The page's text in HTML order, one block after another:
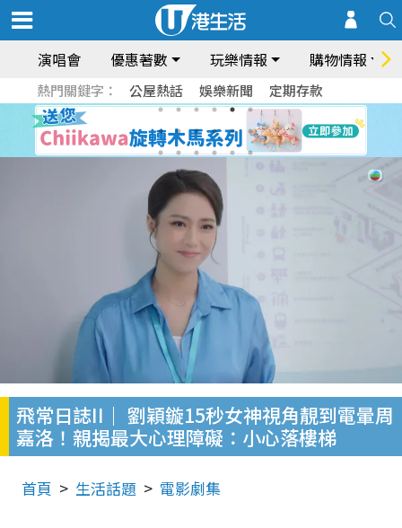
演唱會 優惠著數 玩樂情報 購物情報
熱門關鍵字： 公屋熱話 娛樂新聞 定期存款
飛常日誌II｜ 劉穎鏇15秒女神視角靚到電暈周
嘉洛！親揭最大心理障礙：小心落樓梯
首頁 生活話題 電影劇集